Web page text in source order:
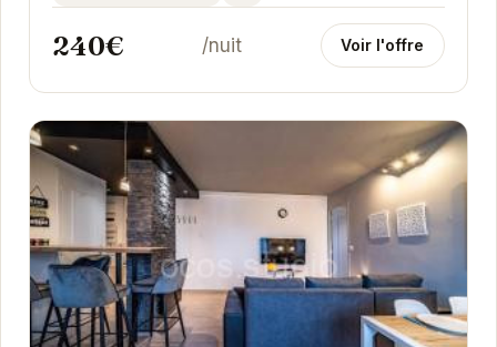
240€ /nuit Voir l'offre